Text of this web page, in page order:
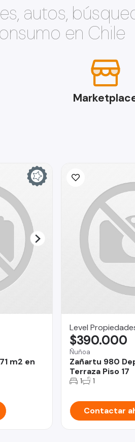
autos,
en Chile
m2 en
Level
Ñuñoa
Zañartu 980
Terraza Piso 17
$390.000
1 1
Contactar